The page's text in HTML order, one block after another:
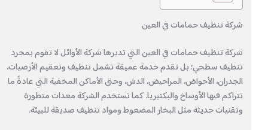
شركة تنظيف حمامات في العين
شركة تنظيف حمامات في العين التي تديرها شركة الأوائل لا تقوم بمجرد
تنظيف سطحي؛ بل تقدم خدمة عميقة تشمل تنظيف وتعقيم الأرضيات،
الجدران، الأحواض، المراحيض، الدش، وحتى الأماكن المخفية التي عادةً ما
تتراكم فيها الأوساخ والبكتيريا. كما تستخدم الشركة معدات متطورة
وتقنيات حديثة مثل البخار المضغوط ومواد تنظيف صديقة للبيئة.